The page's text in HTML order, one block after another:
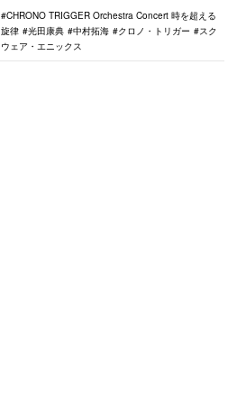
CHRONO TRIGGER Orchestra Concert 時を超える
旋律
光田康典 中村拓海 クロノ・トリガー
スク
ウェア・エニックス